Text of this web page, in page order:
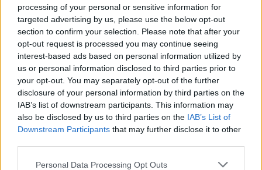
processing of your personal or sensitive information for
targeted advertising by us, please use the below opt-out
section to confirm your selection. Please note that after your
opt-out request is processed you may continue seeing
interest-based ads based on personal information utilized by
us or personal information disclosed to third parties prior to
your opt-out. You may separately opt-out of the further
disclosure of your personal information by third parties on the
IAB’s list of downstream participants. This information may
also be disclosed by us to third parties on the IAB’s List of
Downstream Participants that may further disclose it to other
Please note that this website/app uses one or more Google
Personal Data Processing Opt Outs
Come indossare le infradito animalier con stile:
consigli e abbinamenti
Cristian Castiglioni · 6 Ago 2026